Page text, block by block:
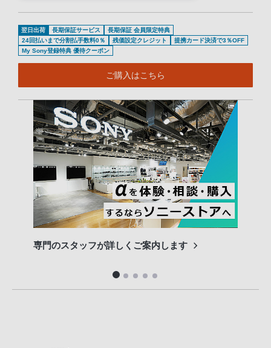
翌日出荷 長期保証サービス
長期保証 会員限定特典
24回払いまで分割払手数料0％
残価設定クレジット
提携カード決済で3％OFF
My Sony登録特典 優待クーポン
ご購入はこちら
専門のスタッフが詳しくご案内します